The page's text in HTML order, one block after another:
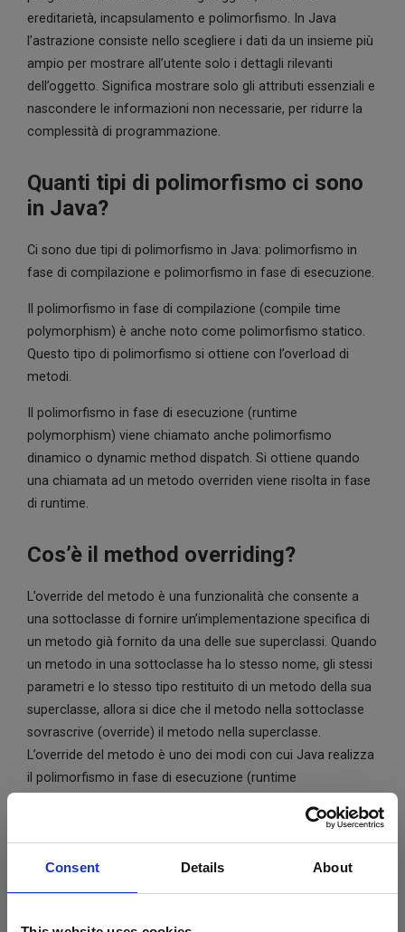
Consent Details About
ereditarietà, incapsulamento e polimorfismo. In Java
l’astrazione consiste nello scegliere i dati da un insieme più
ampio per mostrare all’utente solo i dettagli rilevanti
dell’oggetto. Significa mostrare solo gli attributi essenziali e
nascondere le informazioni non necessarie, per ridurre la
complessità di programmazione.
Quanti tipi di polimorfismo ci sono
in Java?
Ci sono due tipi di polimorfismo in Java: polimorfismo in
fase di compilazione e polimorfismo in fase di esecuzione.
Il polimorfismo in fase di compilazione (compile time
polymorphism) è anche noto come polimorfismo statico.
Questo tipo di polimorfismo si ottiene con l’overload di
metodi.
Il polimorfismo in fase di esecuzione (runtime
polymorphism) viene chiamato anche polimorfismo
dinamico o dynamic method dispatch. Si ottiene quando
una chiamata ad un metodo overriden viene risolta in fase
di runtime.
Cos’è il method overriding?
L’override del metodo è una funzionalità che consente a
una sottoclasse di fornire un’implementazione specifica di
un metodo già fornito da una delle sue superclassi. Quando
un metodo in una sottoclasse ha lo stesso nome, gli stessi
parametri e lo stesso tipo restituito di un metodo della sua
superclasse, allora si dice che il metodo nella sottoclasse
sovrascrive (override) il metodo nella superclasse.
L’override del metodo è uno dei modi con cui Java realizza
il polimorfismo in fase di esecuzione (runtime
Cos’è il method overloading?
L’overload del metodo (method overloading) consente di